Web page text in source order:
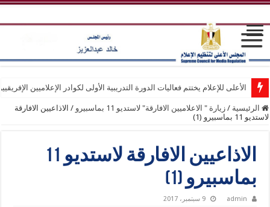
الأعلى للإعلام يختتم فعاليات الدورة التدريبية الأولى لكوادر الإعلاميين
الرئيسية / زيارة " الاعلاميين الافارقة" لاستديو 11 بماسبيرو / الاذاعيين الافارقة
لاستديو 11 بماسبيرو (1)
الاذاعيين الافارقة لاستديو 11
بماسبيرو (1)
admin 9 سبتمبر، 2017